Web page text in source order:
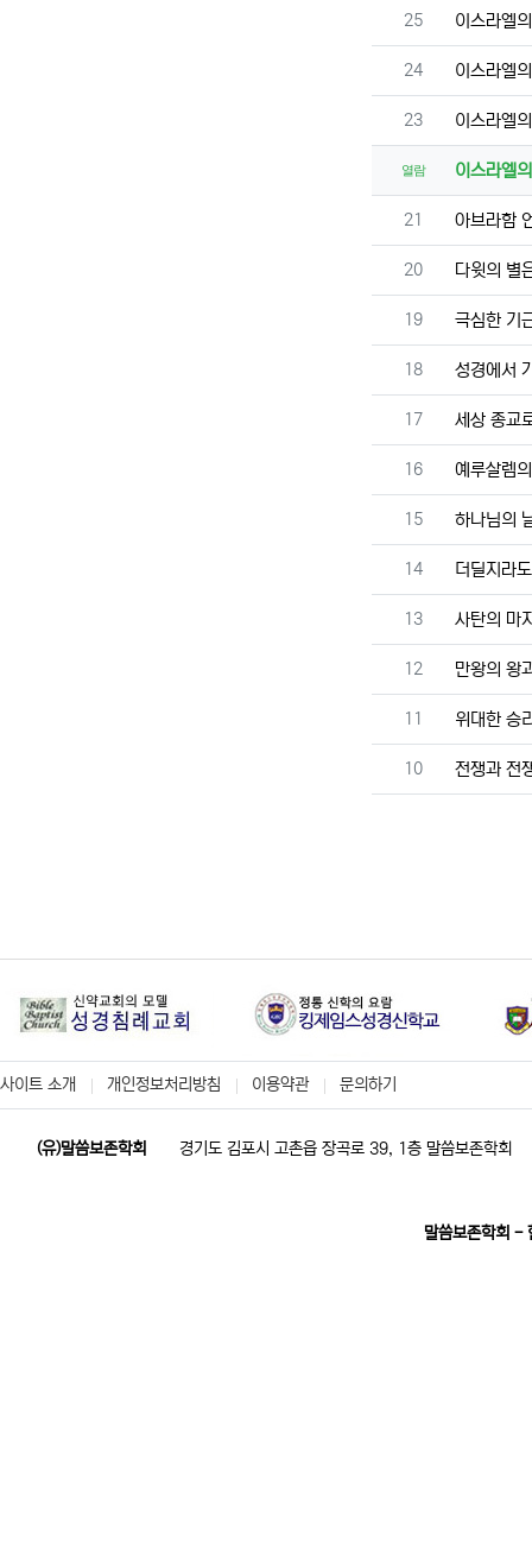
번호
25 이스라엘
번호
24 이스라엘
번호
23 이스라엘
열람 이스라엘
번호
21 아브라함
번호
20 다윗의 별
번호
19 극심한 기
번호
18 성경에서
번호
17 세상 종교
번호
16 예루살렘
번호
15 하나님의
번호
14 더딜지라
번호
13 사탄의 마
번호
12 만왕의 왕
번호
11 위대한 승
번호
10 전쟁과 전
사이트 소개 개인정보처리방침 이용약관 문의하기
(유)말씀보존학회 경기도 김포시 고촌읍 장곡로 39, 1층 말씀보존학회
말씀보존학회 -